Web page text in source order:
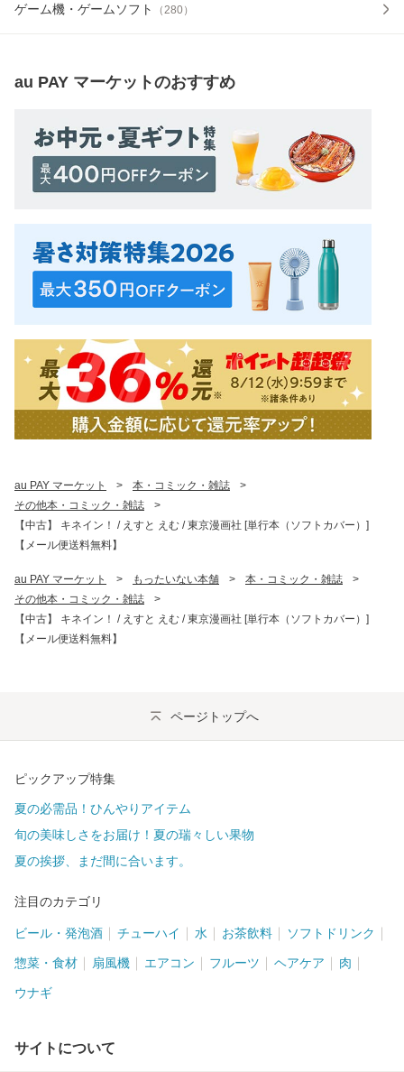
ゲーム機・ゲームソフト （280）
au PAY マーケットのおすすめ
au PAY マーケット > 本・コミック・雑誌
>
その他本・コミック・雑誌
>
【中古】 キネイン！ / えすと えむ / 東京漫画社 [単行本（ソフトカバー）]
【メール便送料無料】
au PAY マーケット > もったいない本舗 > 本・コミック・雑誌
>
その他本・コミック・雑誌
>
【中古】 キネイン！ / えすと えむ / 東京漫画社 [単行本（ソフトカバー）]
【メール便送料無料】
ページトップへ
ピックアップ特集
夏の必需品！ひんやりアイテム
旬の美味しさをお届け！夏の瑞々しい果物
夏の挨拶、まだ間に合います。
注目のカテゴリ
ビール・発泡酒 チューハイ 水 お茶飲料 ソフトドリンク
惣菜・食材 扇風機 エアコン フルーツ ヘアケア 肉
ウナギ
サイトについて